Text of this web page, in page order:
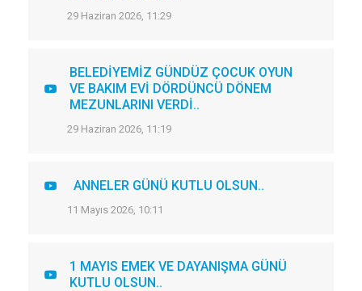
29 Haziran 2026, 11:29
BELEDİYEMİZ GÜNDÜZ ÇOCUK OYUN
VE BAKIM EVİ DÖRDÜNCÜ DÖNEM
MEZUNLARINI VERDİ..
29 Haziran 2026, 11:19
ANNELER GÜNÜ KUTLU OLSUN..
11 Mayıs 2026, 10:11
1 MAYIS EMEK VE DAYANIŞMA GÜNÜ
KUTLU OLSUN..